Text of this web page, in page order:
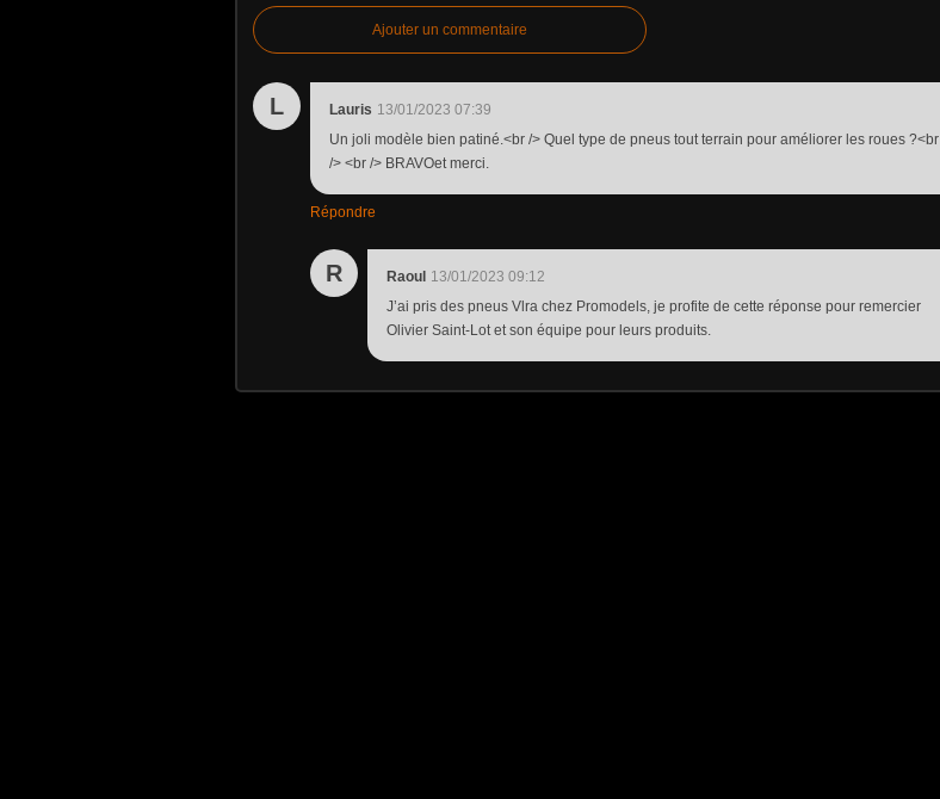
Ajouter un commentaire
L Lauris 13/01/2023 07:39
Un joli modèle bien patiné.<br /> Quel type de pneus tout terrain pour améliorer les roues ?<br
/> <br /> BRAVOet merci.
Répondre
R Raoul 13/01/2023 09:12
J’ai pris des pneus Vlra chez Promodels, je profite de cette réponse pour remercier
Olivier Saint-Lot et son équipe pour leurs produits.